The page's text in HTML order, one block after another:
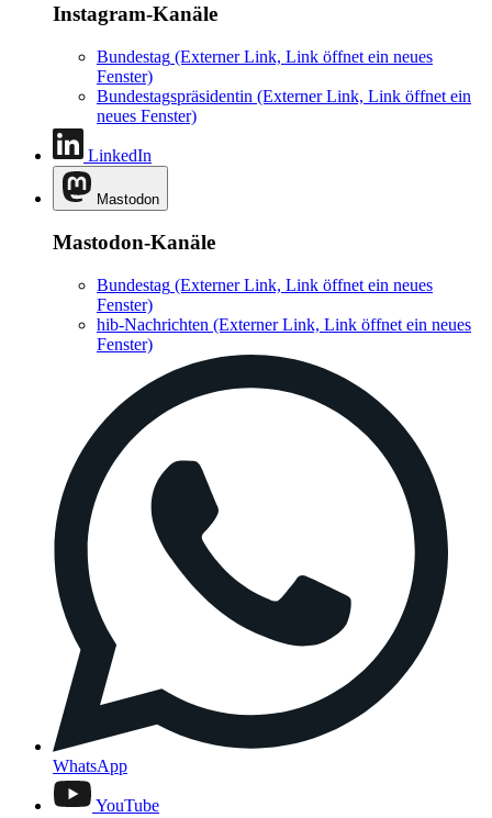
Instagram-Kanäle
Bundestag (Externer Link, Link öffnet ein neues
Fenster)
Bundestagspräsidentin (Externer Link, Link öffnet ein
neues Fenster)
LinkedIn
Mastodon
Mastodon-Kanäle
Bundestag (Externer Link, Link öffnet ein neues
Fenster)
hib-Nachrichten (Externer Link, Link öffnet ein neues
Fenster)
WhatsApp
YouTube